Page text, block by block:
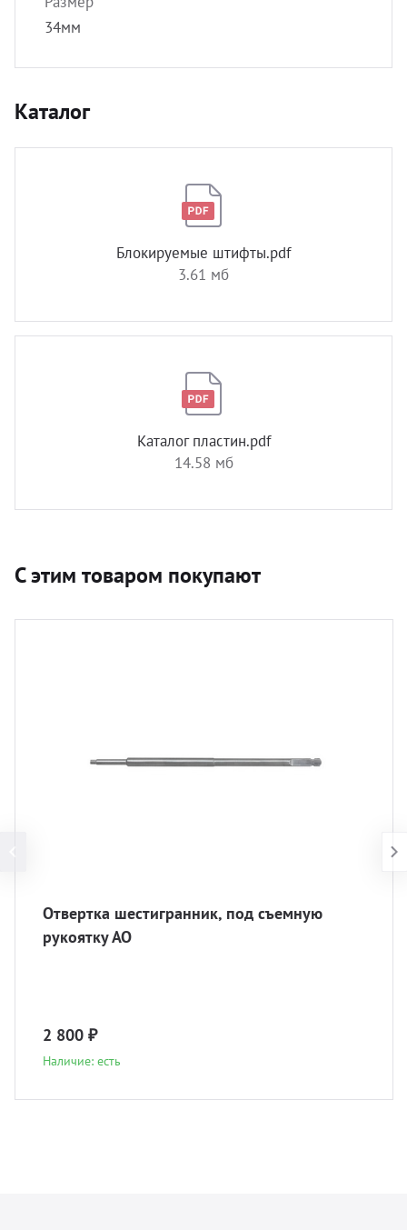
34мм
Каталог
Блокируемые штифты.pdf
3.61 мб
Каталог пластин.pdf
14.58 мб
С этим товаром покупают
Отвертка шестигранник, под съемную
рукоятку АО
2 800 ₽
Наличие: есть